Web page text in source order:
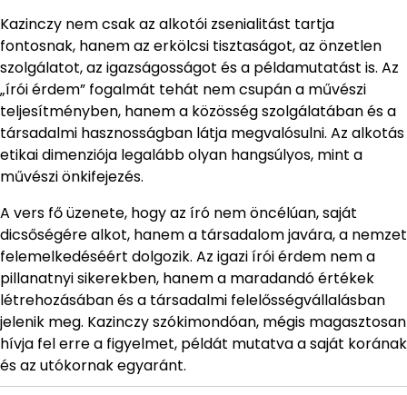
Kazinczy nem csak az alkotói zsenialitást tartja
fontosnak, hanem az erkölcsi tisztaságot, az önzetlen
szolgálatot, az igazságosságot és a példamutatást is. Az
„írói érdem” fogalmát tehát nem csupán a művészi
teljesítményben, hanem a közösség szolgálatában és a
társadalmi hasznosságban látja megvalósulni. Az alkotás
etikai dimenziója legalább olyan hangsúlyos, mint a
művészi önkifejezés.
A vers fő üzenete, hogy az író nem öncélúan, saját
dicsőségére alkot, hanem a társadalom javára, a nemzet
felemelkedéséért dolgozik. Az igazi írói érdem nem a
pillanatnyi sikerekben, hanem a maradandó értékek
létrehozásában és a társadalmi felelősségvállalásban
jelenik meg. Kazinczy szókimondóan, mégis magasztosan
hívja fel erre a figyelmet, példát mutatva a saját korának
és az utókornak egyaránt.